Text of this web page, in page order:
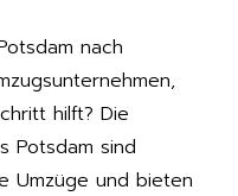
nach
hilft? Die
Potsdam sind
Umzüge und bieten